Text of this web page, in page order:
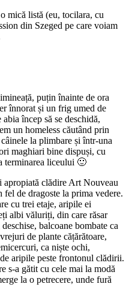
mică listă (eu, tocilara, cu
din Szeged pe care voiam
puțin înainte de ora
înnorat și un frig umed de
încep să se deschidă,
un homeless căutând prin
la plimbare și într-una
maghiari bine dispuși, cu
terminarea liceului 🙂
apropiată clădire Art Nouveau
de dragoste la prima vedere.
cu trei etaje, aripile ei
albi văluriți, din care răsar
balcoane bombate ca
de plante cățărătoare,
ca niște ochi,
aripile peste frontonul clădirii.
s-a gătit cu cele mai la modă
la o petrecere, unde fură